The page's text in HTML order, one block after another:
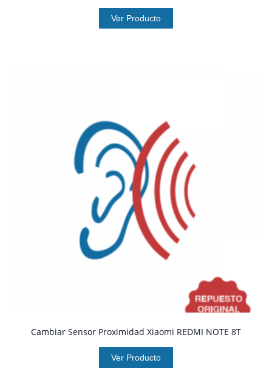
Ver Producto
Cambiar Sensor Proximidad Xiaomi REDMI NOTE 8T
Ver Producto